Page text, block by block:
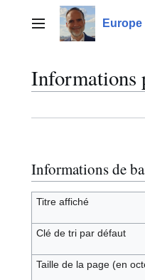
contenuMenu principal
Informations
Informations de
Titre affiché
Clé de tri par défaut
Taille de la page (en